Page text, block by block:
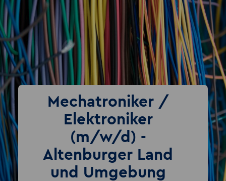
News rund um den Arbeitsplatz
Über AKZENT
AKZENT-Shop
Für unsere größten Fans
Merkzettel 2
Mechatroniker /
Elektroniker
(m/w/d) -
Altenburger Land
und Umgebung